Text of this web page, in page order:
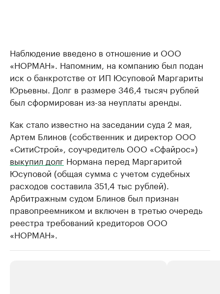
Наблюдение введено в отношение и ООО
«НОРМАН». Напомним, на компанию был подан
иск о банкротстве от ИП Юсуповой Маргариты
Юрьевны. Долг в размере 346,4 тысяч рублей
был сформирован из-за неуплаты аренды.
Как стало известно на заседании суда 2 мая,
Артем Блинов (собственник и директор ООО
«СитиСтрой», соучредитель ООО «Сфайрос»)
выкупил долг Нормана перед Маргаритой
Юсуповой (общая сумма с учетом судебных
расходов составила 351,4 тыс рублей).
Арбитражным судом Блинов был признан
правопреемником и включен в третью очередь
реестра требований кредиторов ООО
«НОРМАН».